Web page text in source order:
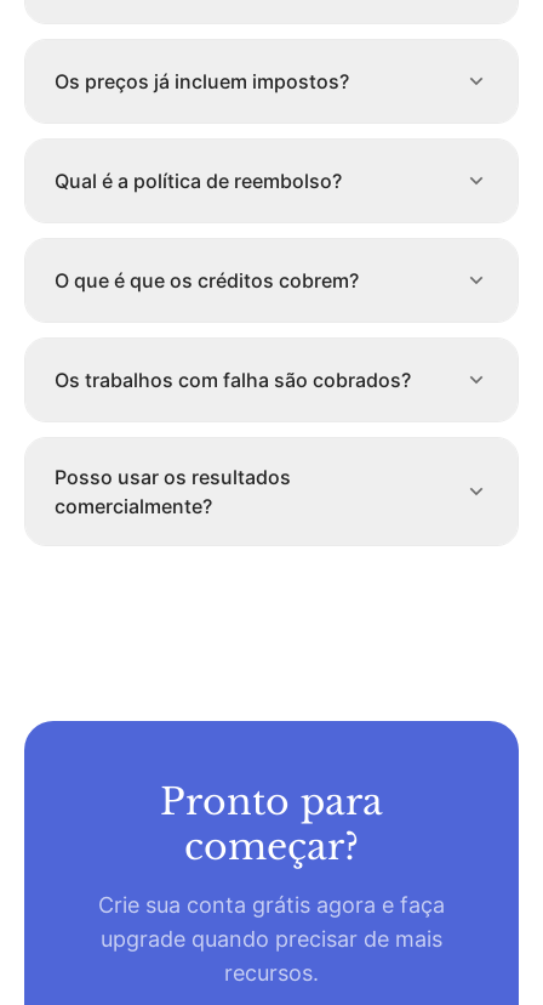
Os preços já incluem impostos?
Qual é a política de reembolso?
O que é que os créditos cobrem?
Os trabalhos com falha são cobrados?
Posso usar os resultados
comercialmente?
Pronto para
começar?
Crie sua conta grátis agora e faça
upgrade quando precisar de mais
recursos.